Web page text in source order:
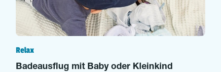
Relax
Badeausflug mit Baby oder Kleinkind